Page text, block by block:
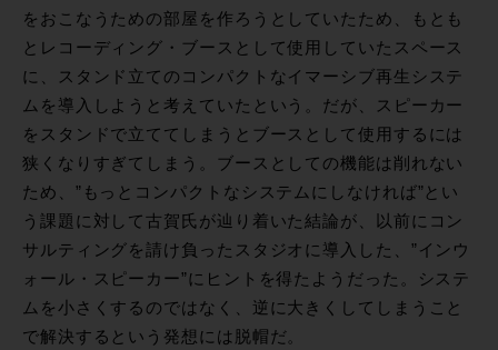
をおこなうための部屋を作ろうとしていたため、もとも
とレコーディング・ブースとして使用していたスペース
に、スタンド立てのコンパクトなイマーシブ再生システ
ムを導入しようと考えていたという。だが、スピーカー
をスタンドで立ててしまうとブースとして使用するには
狭くなりすぎてしまう。ブースとしての機能は削れない
ため、”もっとコンパクトなシステムにしなければ”とい
う課題に対して古賀氏が辿り着いた結論が、以前にコン
サルティングを請け負ったスタジオに導入した、”インウ
ォール・スピーカー”にヒントを得たようだった。システ
ムを小さくするのではなく、逆に大きくしてしまうこと
で解決するという発想には脱帽だ。